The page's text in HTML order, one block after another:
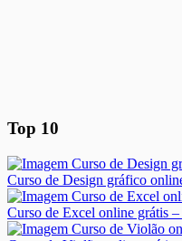
Top 10
Curso de Design gráfico
Curso de Excel online grátis